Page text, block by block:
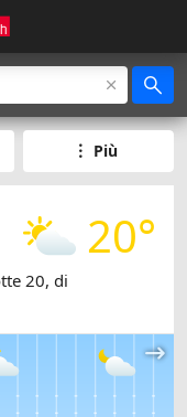
Più
20°
20, di